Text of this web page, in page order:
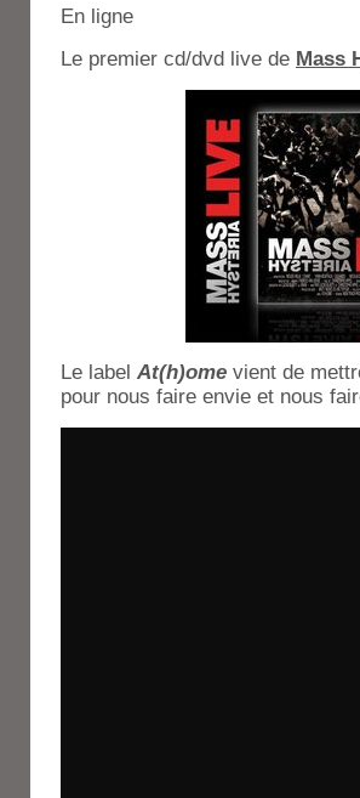
En ligne
Le premier cd/dvd live de Mass
Le label At(h)ome vient de
pour nous faire envie et nous